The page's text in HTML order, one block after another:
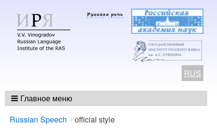
RUS
Главное меню
Breadcrumbs
You
Russian Speech official style